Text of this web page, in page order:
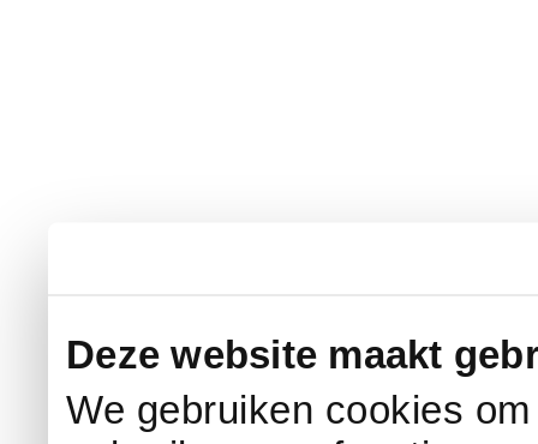
Deze website maakt
We gebruiken cookies